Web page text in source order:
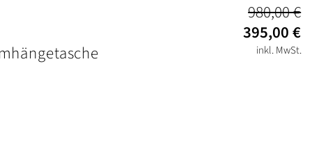
980,00 €
395,00 €
inkl. MwSt.